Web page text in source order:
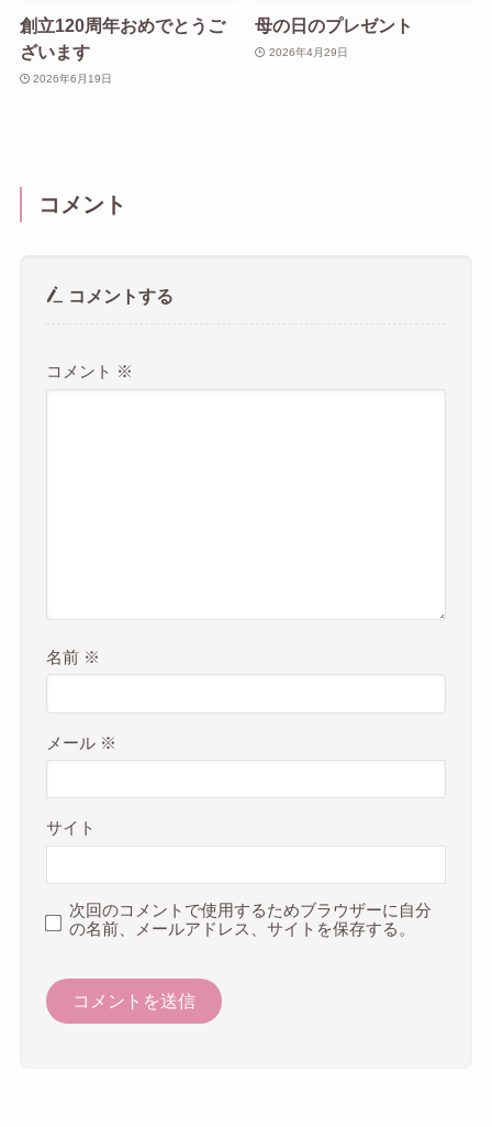
創立120周年おめでとうご
ざいます
2026年6月19日
母の日のプレゼント
2026年4月29日
コメント
コメントする
コメント ※
名前 ※
メール ※
サイト
次回のコメントで使用するためブラウザーに自分
の名前、メールアドレス、サイトを保存する。